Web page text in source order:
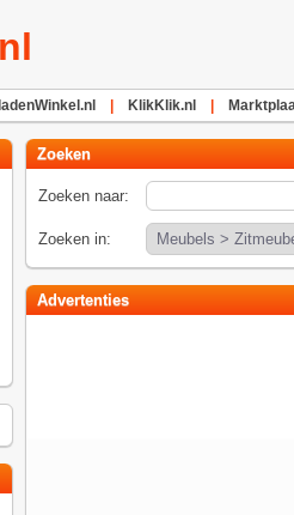
KlikKlik.nl
Zoeken
Zoeken naar:
Zoeken in:
Advertenties